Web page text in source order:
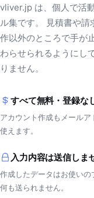
vliver.jp は、個人で活
ル集です。 見積書や
作以外のところで手が
わらせられるようにし
りません。
すべて無料・登録な
アカウント作成もメール
使えます。
入力内容は送信しま
作成したデータはお使い
何も送られません。